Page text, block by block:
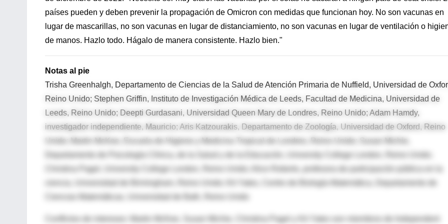
países pueden y deben prevenir la propagación de Omicron con medidas que funcionan hoy. No son vacunas en
lugar de mascarillas, no son vacunas en lugar de distanciamiento, no son vacunas en lugar de ventilación o
de manos. Hazlo todo. Hágalo de manera consistente. Hazlo bien."
Notas al pie
Trisha Greenhalgh, Departamento de Ciencias de la Salud de Atención Primaria de Nuffield, Universidad de
Reino Unido; Stephen Griffin, Instituto de Investigación Médica de Leeds, Facultad de Medicina, Universidad de
Leeds, Reino Unido; Deepti Gurdasani, Universidad Queen Mary de Londres, Reino Unido; Adam Hamdy,
investigador independiente, Mauricio; Aris Katzourakis, Departamento de Zoología, Universidad de Oxford, Reino
Unido; Martin McKee, Escuela de Higiene y Medicina Tropical de Londres, Reino Unido; Susan Michie,
Departamento de Psicología Clínica, de la Salud y de la Educación, University College London, Reino Unido;
Christina Pagel, University College London, Reino Unido; Alice Roberts, profesora de participación pública en la
ciencia, Universidad de Birmingham, Reino Unido; Kit Yates, Centro de Biología Matemática, Departamento de
Conflictos de intereses: Martin McKee, Susan Michie, Christina Pagel y Kit Yates son miembros de Independent